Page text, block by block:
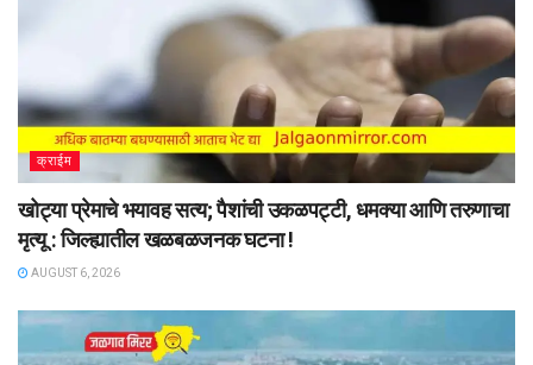
क्राईम
खोट्या प्रेमाचे भयावह सत्य; पैशांची उकळपट्टी, धमक्या आणि तरुणाचा
मृत्यू : जिल्ह्यातील खळबळजनक घटना !
AUGUST 6, 2026